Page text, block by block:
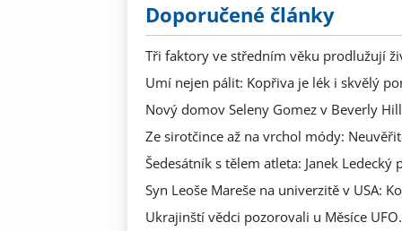
Doporučené články
Tři faktory ve středním věku prodlužují
Umí nejen pálit: Kopřiva je lék i skvělý
Nový domov Seleny Gomez v Beverly
Ze sirotčince až na vrchol módy:
Šedesátník s tělem atleta: Janek
Syn Leoše Mareše na univerzitě v USA:
Ukrajinští vědci pozorovali u Měsíce